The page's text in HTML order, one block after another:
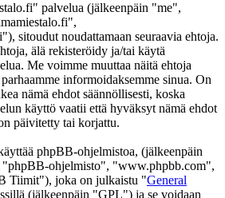
palvelua (jälkeenpäin "me",
sitoudut noudattamaan seuraavia ehtoja.
älä rekisteröidy ja/tai käytä
Me voimme muuttaa näitä ehtoja
informoidaksemme sinua. On
nämä ehdot säännöllisesti, koska
käyttö vaatii että hyväksyt nämä ehdot
päivitetty tai korjattu.
phpBB-ohjelmistoa, (jälkeenpäin
ohjelmisto", "www.phpbb.com",
Tiimit"), joka on julkaistu "General
(jälkeenpäin "GPL") ja se voidaan